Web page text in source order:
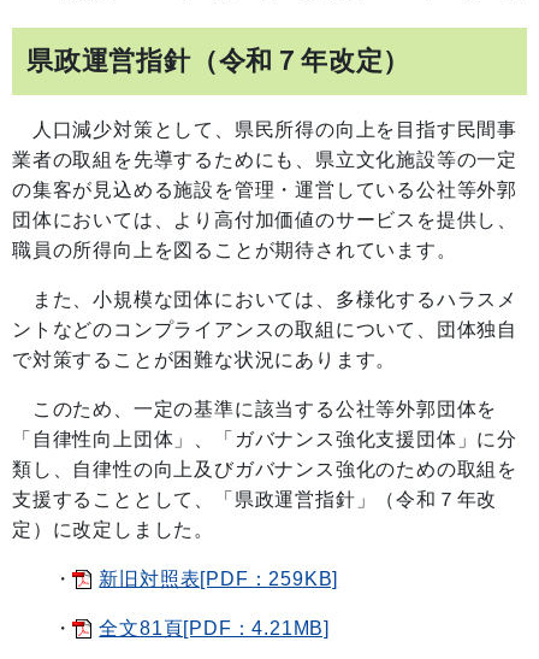
県政運営指針（令和７年改定）
人口減少対策として、県民所得の向上を目指す民間事
業者の取組を先導するためにも、県立文化施設等の一定
の集客が見込める施設を管理・運営している公社等外郭
団体においては、より高付加価値のサービスを提供し、
職員の所得向上を図ることが期待されています。
また、小規模な団体においては、多様化するハラスメ
ントなどのコンプライアンスの取組について、団体独自
で対策することが困難な状況にあります。
このため、一定の基準に該当する公社等外郭団体を
「自律性向上団体」、「ガバナンス強化支援団体」に分
類し、自律性の向上及びガバナンス強化のための取組を
支援することとして、「県政運営指針」（令和７年改
定）に改定しました。
・ 新旧対照表[PDF：259KB]
・ 全文81頁[PDF：4.21MB]